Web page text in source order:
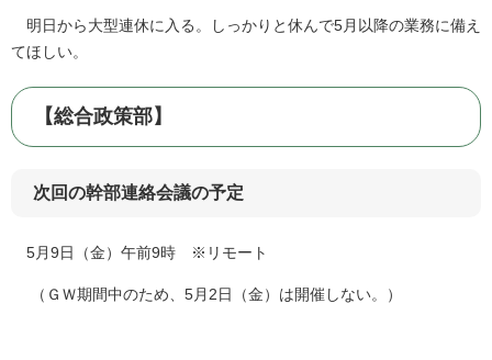
明日から大型連休に入る。しっかりと休んで5月以降の業務に備え
てほしい。
【総合政策部】
次回の幹部連絡会議の予定
5月9日（金）午前9時 ※リモート
（ＧＷ期間中のため、5月2日（金）は開催しない。）​​